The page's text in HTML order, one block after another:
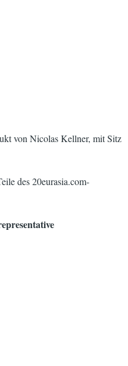
von Nicolas Kellner, mit Sitz
des 20eurasia.com-